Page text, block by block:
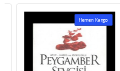
Hemen Kargo